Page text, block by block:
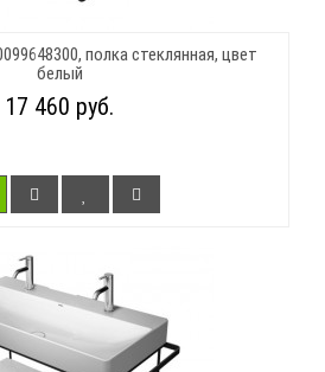
полка стеклянная, цвет
белый
17 460 руб.